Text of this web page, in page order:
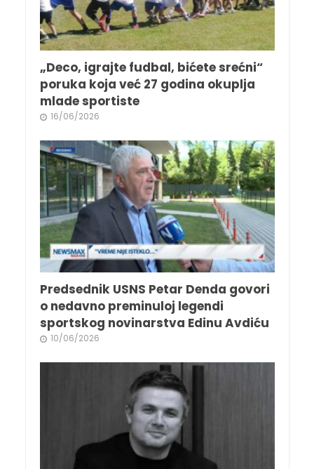
„Deco, igrajte fudbal, bićete srećni“
poruka koja već 27 godina okuplja
mlade sportiste
16/06/2026
Predsednik USNS Petar Denda govori
o nedavno preminuloj legendi
sportskog novinarstva Edinu Avdiću
10/06/2026